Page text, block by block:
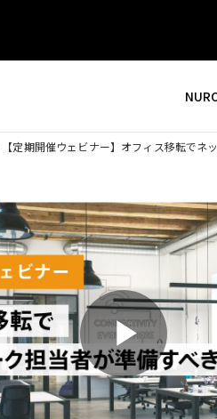
【定期開催ウェビナー】 オフィス移転でネ
P